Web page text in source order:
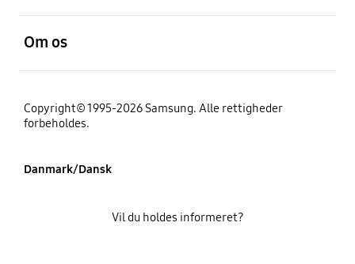
Om os
Copyright© 1995-2026 Samsung. Alle rettigheder
forbeholdes.
Danmark/Dansk
Vil du holdes informeret?